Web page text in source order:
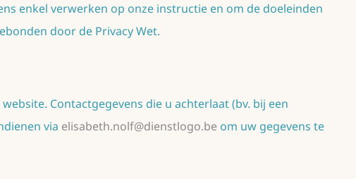
enkel verwerken op onze instructie en om de doeleinden
door de Privacy Wet.
Contactgegevens die u achterlaat (bv. bij een
via elisabeth.nolf@dienstlogo.be om uw gegevens te